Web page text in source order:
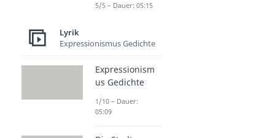
5/5 – Dauer: 05:15
Lyrik
Expressionismus Gedichte
Expressionism
us Gedichte
1/10 – Dauer:
05:09